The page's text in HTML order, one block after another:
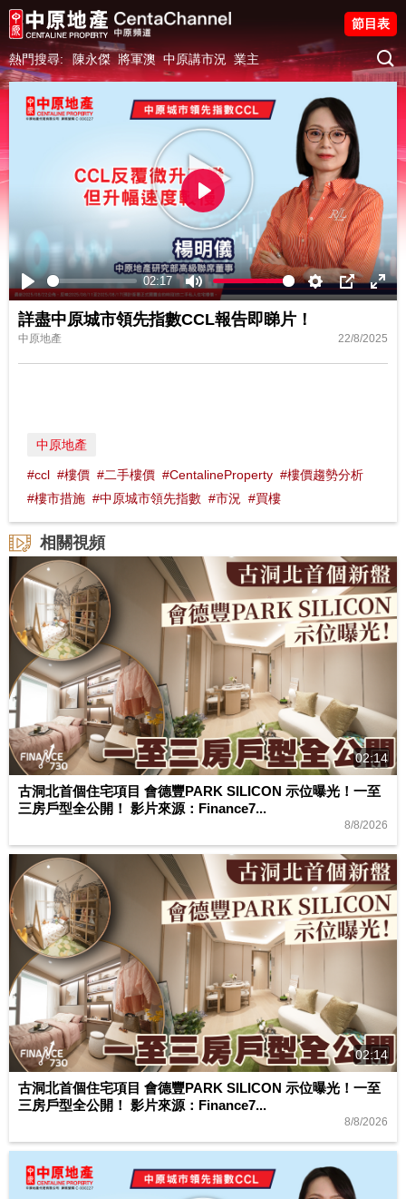
熱門搜尋: 陳永傑 將軍澳 中原講市況 業主
節目表
Play
02:17
Mute Settings
PIP
Play
詳盡中原城市領先指數CCL報告即睇片！
中原地產 22/8/2025
中原地產
#ccl #樓價 #二手樓價 #CentalineProperty #樓價趨勢分析
#樓市措施 #中原城市領先指數 #市況 #買樓
相關視頻
02:14
古洞北首個住宅項目 會德豐PARK SILICON 示位曝光！一至
三房戶型全公開！ 影片來源：Finance7...
8/8/2026
02:14
古洞北首個住宅項目 會德豐PARK SILICON 示位曝光！一至
三房戶型全公開！ 影片來源：Finance7...
8/8/2026